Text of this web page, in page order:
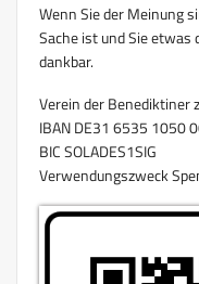
Wenn Sie der Meinung
Sache ist und Sie
dankbar.
Verein der Benediktiner
IBAN DE31 6535 1050
BIC SOLADES1SIG
Verwendungszweck